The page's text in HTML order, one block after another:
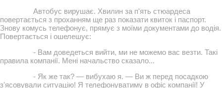
Автобус вирушає. Хвилин за п'ять стюардеса
повертається з проханням ще раз показати квиток і паспорт.
Знову комусь телефонує, прямує з моїми документами до водія.
Повертається і ошелешує:
- Вам доведеться вийти, ми не можемо вас везти. Такі
правила компанії. Мені начальство сказало...
- Як же так? — вибухаю я. — Ви ж перед посадкою
з'ясовували ситуацію! Я телефонуватиму в офіс компанії! У